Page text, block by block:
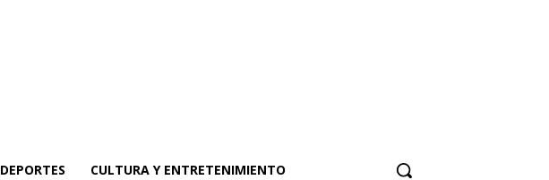
DEPORTES CULTURA Y ENTRETENIMIENTO